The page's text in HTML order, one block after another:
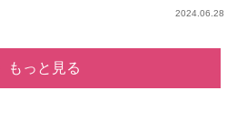
2024.06.28
もっと見る